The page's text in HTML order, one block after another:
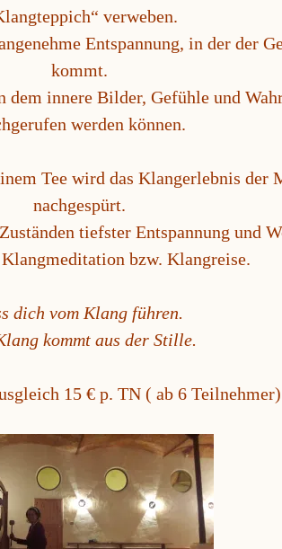
verweben.
Entspannung, in der der
kommt.
dem innere Bilder, Gefühle und
werden können.
Tee wird das Klangerlebnis der
nachgespürt.
tiefster Entspannung und
bzw. Klangreise.
dich vom Klang führen.
kommt aus der Stille.
15 € p. TN ( ab 6 Teilnehmer)